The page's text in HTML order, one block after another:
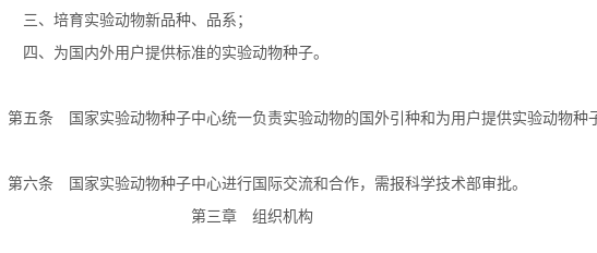
三、培育实验动物新品种、品系；
四、为国内外用户提供标准的实验动物种子。
第五条 国家实验动物种子中心统一负责实验动物的国外引种和为用户提供实验动物种
第六条 国家实验动物种子中心进行国际交流和合作，需报科学技术部审批。
第三章 组织机构